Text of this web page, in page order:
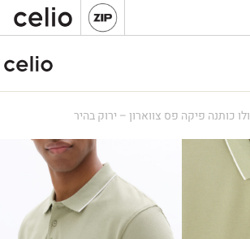
כותנה פיקה פס צווארון – ירוק בהיר